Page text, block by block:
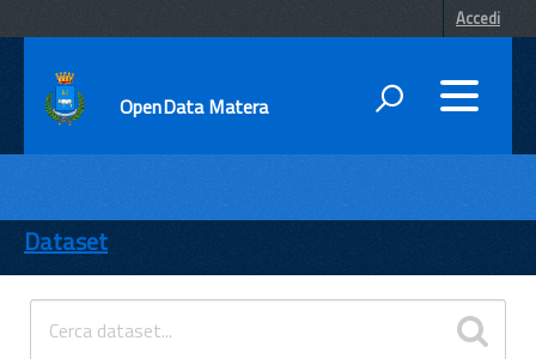
Accedi
OpenData Matera
ENTI
TEMI
INFORMAZIONI
Dataset